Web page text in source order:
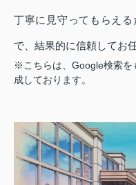
丁寧に見守ってもらえ
で、結果的に信頼してお
※こちらは、Google検索を
成しております。